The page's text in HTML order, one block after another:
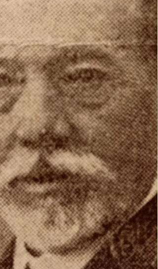
escenes de caça, manifestacions religioses, temps de
lleure, personatges familiars i populars, paisatges
d’aigua, etc., serien els seus motius d’inspiració pr